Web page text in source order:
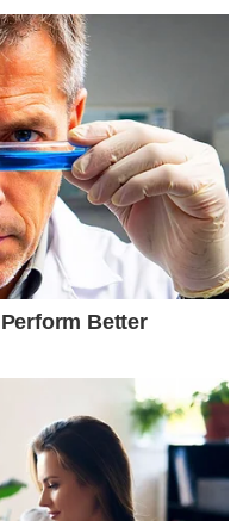
Better